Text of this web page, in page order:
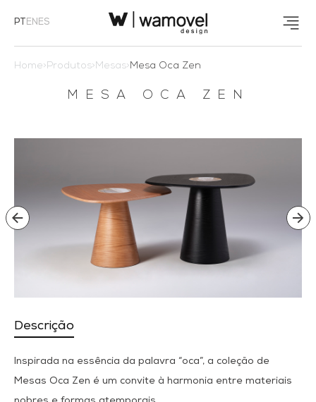
PT EN ES
Home>Produtos>Mesas>Mesa Oca Zen
MESA OCA ZEN
Descrição
Inspirada na essência da palavra “oca”, a coleção de
Mesas Oca Zen é um convite à harmonia entre materiais